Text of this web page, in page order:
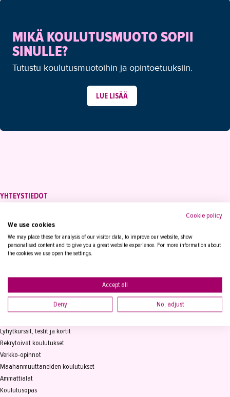
MIKÄ KOULUTUSMUOTO SOPII
SINULLE?
Tutustu koulutusmuotoihin ja opintoetuuksiin.
LUE LISÄÄ
YHTEYSTIEDOT
Vaihde03 2361 111
info@takk.fi
Y-tunnus 0155651-0
Lyhytkurssit, testit ja kortit
Rekrytoivat koulutukset
Verkko-opinnot
Maahanmuuttaneiden koulutukset
Ammattialat
Koulutusopas
Cookie policy
We use cookies
We may place these for analysis of our visitor data, to improve our website, show
personalised content and to give you a great website experience. For more information about
the cookies we use open the settings.
Accept all
Deny No, adjust